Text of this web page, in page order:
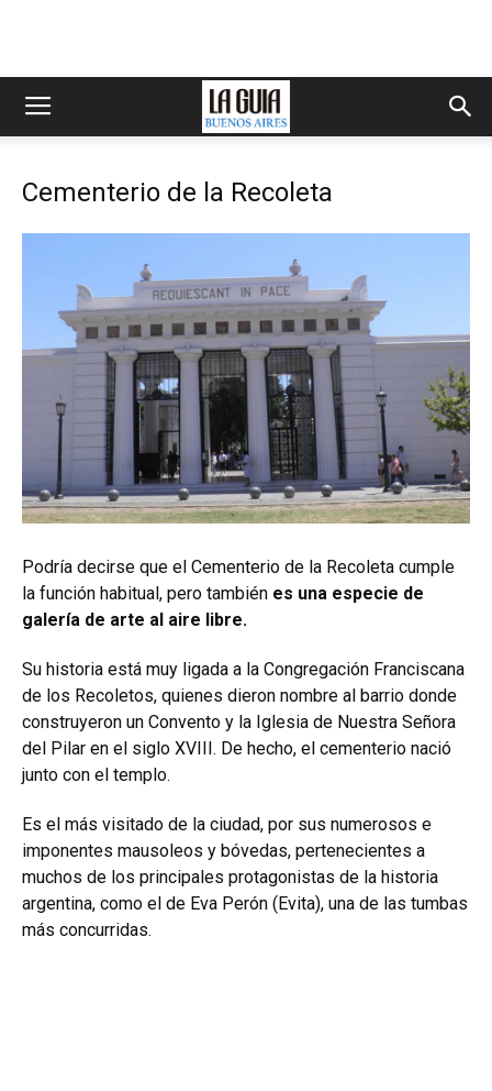
Cementerio de la Recoleta
Podría decirse que el Cementerio de la Recoleta cumple
la función habitual, pero también es una especie de
galería de arte al aire libre.
Su historia está muy ligada a la Congregación Franciscana
de los Recoletos, quienes dieron nombre al barrio donde
construyeron un Convento y la Iglesia de Nuestra Señora
del Pilar en el siglo XVIII. De hecho, el cementerio nació
junto con el templo.
Es el más visitado de la ciudad, por sus numerosos e
imponentes mausoleos y bóvedas, pertenecientes a
muchos de los principales protagonistas de la historia
argentina, como el de Eva Perón (Evita), una de las tumbas
más concurridas.